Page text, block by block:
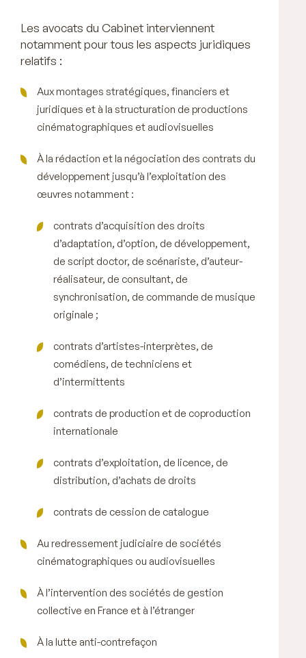
Les avocats du Cabinet interviennent
notamment pour tous les aspects juridiques
relatifs :
Aux montages stratégiques, financiers et
juridiques et à la structuration de productions
cinématographiques et audiovisuelles
À la rédaction et la négociation des contrats du
développement jusqu’à l’exploitation des
œuvres notamment :
contrats d’acquisition des droits
d’adaptation, d’option, de développement,
de script doctor, de scénariste, d’auteur-
réalisateur, de consultant, de
synchronisation, de commande de musique
originale ;
contrats d’artistes-interprètes, de
comédiens, de techniciens et
d’intermittents
contrats de production et de coproduction
internationale
contrats d’exploitation, de licence, de
distribution, d’achats de droits
contrats de cession de catalogue
Au redressement judiciaire de sociétés
cinématographiques ou audiovisuelles
À l’intervention des sociétés de gestion
collective en France et à l’étranger
À la lutte anti-contrefaçon